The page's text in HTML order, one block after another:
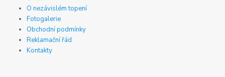
O nezávislém topení
Fotogalerie
Obchodní podmínky
Reklamační řád
Kontakty